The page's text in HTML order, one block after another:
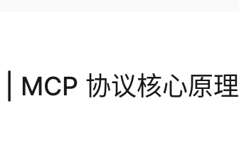
MCP 协议核心原理